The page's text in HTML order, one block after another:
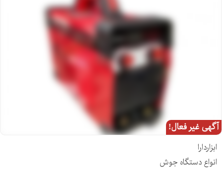
آگهی غیر فعال!
ابزاردارا
انواع دستگاه جوش